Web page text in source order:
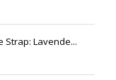
Strap: Lavende...